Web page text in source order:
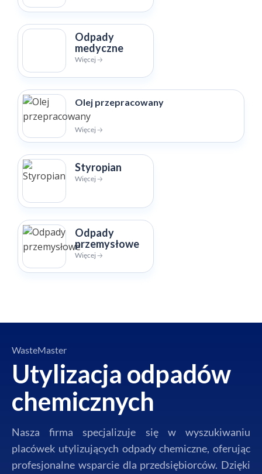
Odpady
medyczne
Więcej 🡢
Olej przepracowany
Więcej 🡢
Styropian
Więcej 🡢
Odpady
przemysłowe
Więcej 🡢
WasteMaster
Utylizacja odpadów
chemicznych
Nasza firma specjalizuje się w wyszukiwaniu
placówek utylizujących odpady chemiczne, oferując
profesjonalne wsparcie dla przedsiębiorców. Dzięki